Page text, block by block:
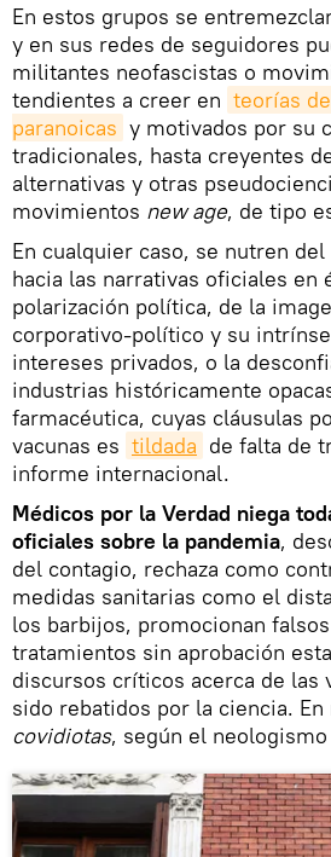
En estos grupos se
y en sus redes de seguidores
militantes neofascistas o
tendientes a creer en teorías
paranoicas y motivados por su
tradicionales, hasta creyentes
alternativas y otras
movimientos new age, de tipo
En cualquier caso, se nutren
hacia las narrativas oficiales en
polarización política, de la
corporativo-político y su
intereses privados, o la
industrias históricamente
farmacéutica, cuyas cláusulas
vacunas es tildada de falta de
informe internacional.
Médicos por la Verdad niega
oficiales sobre la pandemia,
del contagio, rechaza como
medidas sanitarias como el
los barbijos, promocionan
tratamientos sin aprobación
discursos críticos acerca de las
sido rebatidos por la ciencia. En
covidiotas, según el